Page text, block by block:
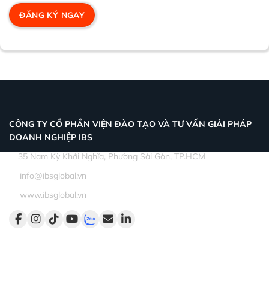
CÔNG TY CỔ PHẦN VIỆN ĐÀO TẠO VÀ TƯ VẤN GIẢI PHÁP
DOANH NGHIỆP IBS
35 Nam Kỳ Khởi Nghĩa, Phường Sài Gòn, TP.HCM
info@ibsglobal.vn
www.ibsglobal.vn